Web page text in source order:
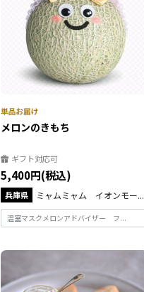
メロンのきもち
ギフト対応可
5,400円(税込)
兵庫県 ミャムミャム イオンモー...
温室マスクメロンアドバイザー フ...